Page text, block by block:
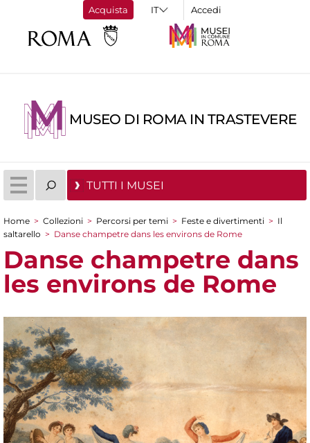
Acquista Accedi
MUSEO DI ROMA IN TRASTEVERE
TUTTI I MUSEI
Tu sei qui
Home > Collezioni > Percorsi per temi > Feste e divertimenti > Il
saltarello > Danse champetre dans les environs de Rome
Danse champetre dans
les environs de Rome